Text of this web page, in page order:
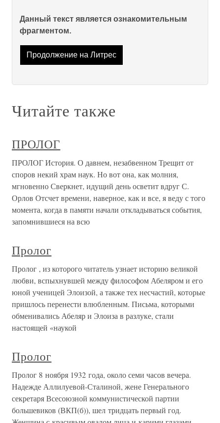
Данный текст является ознакомительным
фрагментом.
Продолжение на Литрес
Читайте также
ПРОЛОГ
ПРОЛОГ История. О давнем, незабвенном Трещит от
споров некий храм наук. Но вот она, как молния,
мгновенно Сверкнет, идущий день осветит вдруг С.
Орлов Отсчет времени, наверное, как и все, я веду с того
момента, когда в памяти начали откладываться события,
запомнившиеся на всю
Пролог
Пролог , из которого читатель узнает историю великой
любви, вспыхнувшей между философом Абеляром и его
юной ученицей Элоизой, а также тех несчастий, которые
пришлось перенести влюбленным. Письма, которыми
обменивались Абеляр и Элоиза в разлуке, стали
настоящей «наукой
Пролог
Пролог 8 ноября 1932 года, около семи часов вечера.
Надежде Аллилуевой-Сталиной, жене Генерального
секретаря Всесоюзной коммунистической партии
большевиков (ВКП(б)), шел тридцать первый год.